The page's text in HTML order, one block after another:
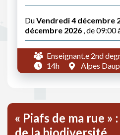
DuVendredi 4 décembre
décembre 2026 , de 09:00
Enseignant.e 2nd
14h
Alpes
« Piafs de ma rue »